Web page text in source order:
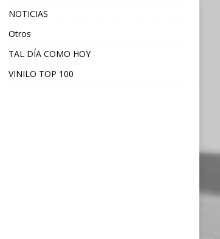
NOTICIAS
Otros
TAL DÍA COMO HOY
VINILO TOP 100